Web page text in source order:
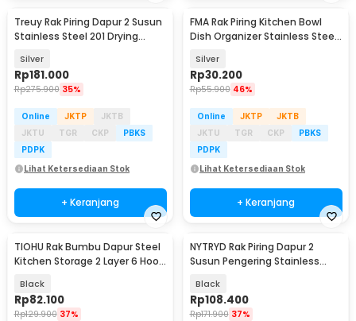
Treuy Rak Piring Dapur 2 Susun
Stainless Steel 201 Drying
Silver
Rp181.000
Rp275.900 35%
Online JKTP
JKTB
JKTU
TGR CKP
PBKS
PDPK
Lihat Ketersediaan Stok
+ Keranjang
FMA Rak Piring Kitchen Bowl
Dish Organizer Stainless Steel
Silver
Rp30.200
Rp55.900 46%
Online JKTP
JKTB
JKTU
TGR CKP
PBKS
PDPK
Lihat Ketersediaan Stok
+ Keranjang
TIOHU Rak Bumbu Dapur Steel
Kitchen Storage 2 Layer 6 Hook
Black
Rp82.100
Rp129.900 37%
NYTRYD Rak Piring Dapur 2
Susun Pengering Stainless
Black
Rp108.400
Rp171.900 37%